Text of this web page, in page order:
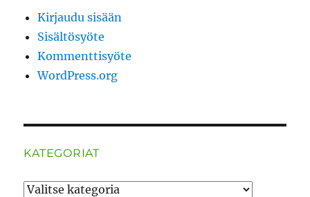
Kirjaudu sisään
Sisältösyöte
Kommenttisyöte
WordPress.org
KATEGORIAT
Kategoriat